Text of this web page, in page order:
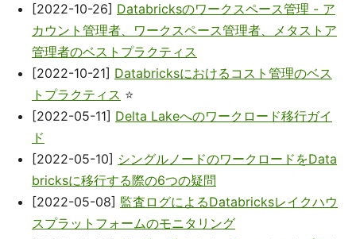
[2022-10-26] Databricksのワークスペース管理 - ア
カウント管理者、ワークスペース管理者、メタストア
管理者のベストプラクティス
[2022-10-21] Databricksにおけるコスト管理のベス
トプラクティス ⭐
[2022-05-11] Delta Lakeへのワークロード移行ガイ
ド
[2022-05-10] シングルノードのワークロードをData
bricksに移行する際の6つの疑問
[2022-05-08] 監査ログによるDatabricksレイクハウ
スプラットフォームのモニタリング